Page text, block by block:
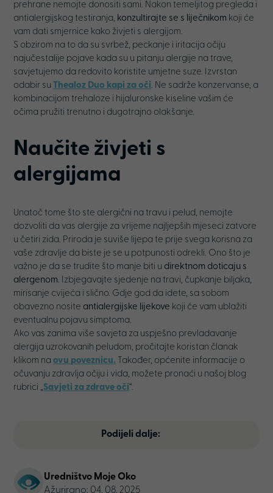
prehrane nemojte donositi sami. Nakon temeljitog pregleda i
antialergijskog testiranja, konzultirajte se s liječnikom koji će
vam dati smjernice kako živjeti s alergijom.
S obzirom na to da su svrbež, peckanje i iritacija očiju
najučestalije pojave kada su u pitanju alergije na trave,
savjetujemo da redovito koristite umjetne suze. Izvrstan
odabir su Thealoz Duo kapi za oči. Ne sadrže konzervanse, a
kombinacijom trehaloze i hijaluronske kiseline vašim će
očima pružiti trenutno i dugotrajno olakšanje.
Naučite živjeti s
alergijama
Unatoč tome što ste alergični na travu i pelud, nemojte
dozvoliti da vas alergije za vrijeme najljepših mjeseci zatvore
u četiri zida. Priroda je suviše lijepa te prije svega korisna za
vaše zdravlje da biste je se u potpunosti odrekli. Ono što je
važno je da se trudite što manje biti u direktnom doticaju s
alergenom. Izbjegavajte sjedenje na travi, čupkanje biljaka,
mirisanje cvijeća i slično. Gdje god da idete, sa sobom
obavezno nosite antialergijske lijekove koji će vam ublažiti
eventualnu pojavu simptoma.
Ako vas zanima više savjeta za uspješno prevladavanje
alergija uzrokovanih peludom, pročitajte koristan članak
klikom naovu poveznicu. Također, općenite informacije o
očuvanju zdravlja očiju i vida, možete pronaći u našoj blog
rubrici „Savjeti za zdrave oči“.
Podijeli dalje:
Uredništvo Moje Oko
Ažurirano: 04. 08. 2025